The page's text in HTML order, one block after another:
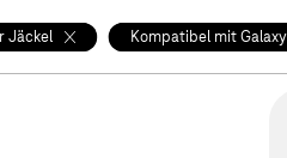
Jäckel Kompatibel mit